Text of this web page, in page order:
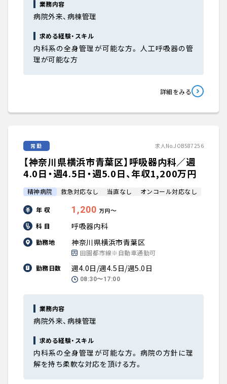
業務内容
病院外来、病棟管理
求める経験・スキル
内科系の全身管理が可能な方。 人工呼吸器の管
理が可能な方
詳細をみる
常勤 求人No.JOB587256
【神奈川県横浜市青葉区】呼吸器内科／週
4.0日・週4.5日・週5.0日、年収1,200万円
精神病院 救急対応なし 当直なし オンコール対応なし
年 収 1,200 万円〜
科 目
呼吸器内科
勤務地 神奈川県横浜市青葉区
田園都市線※自動車通勤可
勤務日数
週4.0日/週4.5日/週5.0日
08:30〜17:00
業務内容
病院外来、病棟管理
求める経験・スキル
内科系の全身管理が可能な方。 病院の方針に理
解を持ち柔軟な対応を頂ける方。